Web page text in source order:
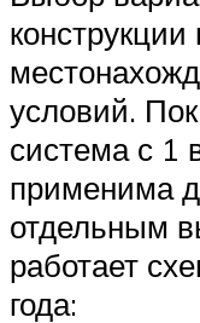
конструкции
условий.
система с 1
применима
отдельным
работает
года: